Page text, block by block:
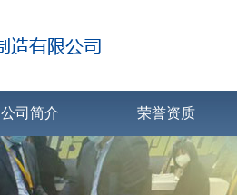
公司简介 荣誉资质